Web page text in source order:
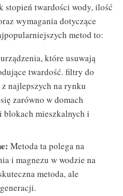
twardości wody, ilość
wymagania dotyczące
metod to:
które usuwają
twardość. filtry do
najlepszych na rynku
zarówno w domach
mieszkalnych i
Metoda ta polega na
i magnezu w wodzie na
metoda, ale